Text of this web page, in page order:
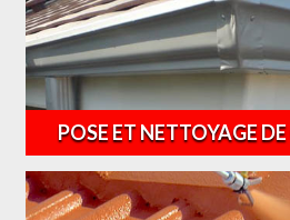
POSE ET NETTOYAGE